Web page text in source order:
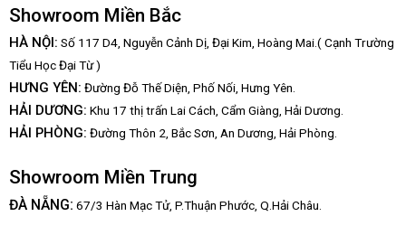
Showroom Miền Bắc
HÀ NỘI: Số 117 D4, Nguyễn Cảnh Dị, Đại Kim, Hoàng Mai.( Cạnh Trường
Tiểu Học Đại Từ )
HƯNG YÊN: Đường Đỗ Thế Diện, Phố Nối, Hưng Yên.
HẢI DƯƠNG: Khu 17 thị trấn Lai Cách, Cẩm Giàng, Hải Dương.
HẢI PHÒNG: Đường Thôn 2, Bắc Sơn, An Dương, Hải Phòng.
Showroom Miền Trung
ĐÀ NẴNG: 67/3 Hàn Mạc Tử, P.Thuận Phước, Q.Hải Châu.